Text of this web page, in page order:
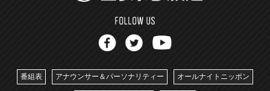
番組表 アナウンサー＆パーソナリティー オールナイトニッポン